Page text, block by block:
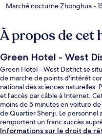
Marché nocturne Zhonghua-
À propos de cet
Green Hotel - West
Green Hotel - West District se
de marche de points d'intérêt
national des sciences naturelles.
et l'accès par câble à Internet.
moins de 5 minutes en voiture
de Quartier Shenji. Le
remportent un franc succès
Informations sur le droit de